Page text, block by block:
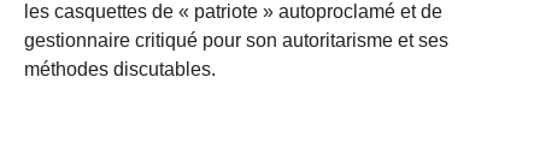
les casquettes de « patriote » autoproclamé et de
gestionnaire critiqué pour son autoritarisme et ses
méthodes discutables.